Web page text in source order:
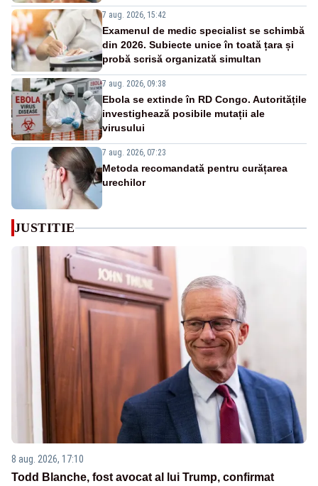
7 aug. 2026, 15:42
Examenul de medic specialist se schimbă
din 2026. Subiecte unice în toată țara și
probă scrisă organizată simultan
7 aug. 2026, 09:38
Ebola se extinde în RD Congo. Autoritățile
investighează posibile mutații ale
virusului
7 aug. 2026, 07:23
Metoda recomandată pentru curățarea
urechilor
JUSTITIE
8 aug. 2026, 17:10
Todd Blanche, fost avocat al lui Trump, confirmat